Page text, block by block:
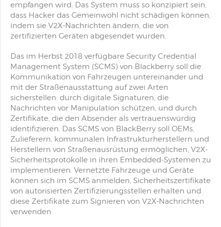
empfangen wird. Das System muss so konzipiert sein,
dass Hacker das Gemeinwohl nicht schädigen können,
indem sie V2X-Nachrichten ändern, die von
zertifizierten Geräten abgesendet wurden.
Das im Herbst 2018 verfügbare Security Credential
Management System (SCMS) von Blackberry soll die
Kommunikation von Fahrzeugen untereinander und
mit der Straßenausstattung auf zwei Arten
sicherstellen: durch digitale Signaturen, die
Nachrichten vor Manipulation schützen, und durch
Zertifikate, die den Absender als vertrauenswürdig
identifizieren. Das SCMS von BlackBerry soll OEMs,
Zulieferern, kommunalen Infrastrukturherstellern und
Herstellern von Straßenausrüstung ermöglichen, V2X-
Sicherheitsprotokolle in ihren Embedded-Systemen zu
implementieren. Vernetzte Fahrzeuge und Geräte
können sich im SCMS anmelden, Sicherheitszertifikate
von autorisierten Zertifizierungsstellen erhalten und
diese Zertifikate zum Signieren von V2X-Nachrichten
verwenden